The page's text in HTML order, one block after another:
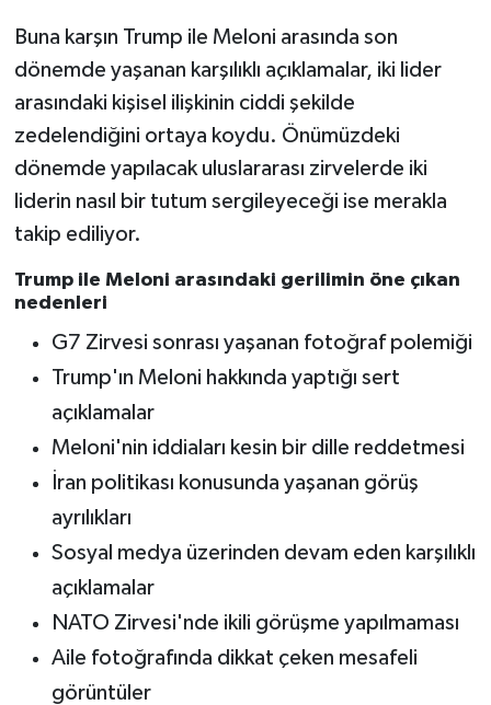
Buna karşın Trump ile Meloni arasında son
dönemde yaşanan karşılıklı açıklamalar, iki lider
arasındaki kişisel ilişkinin ciddi şekilde
zedelendiğini ortaya koydu. Önümüzdeki
dönemde yapılacak uluslararası zirvelerde iki
liderin nasıl bir tutum sergileyeceği ise merakla
takip ediliyor.
Trump ile Meloni arasındaki gerilimin öne çıkan
nedenleri
G7 Zirvesi sonrası yaşanan fotoğraf polemiği
Trump'ın Meloni hakkında yaptığı sert
açıklamalar
Meloni'nin iddiaları kesin bir dille reddetmesi
İran politikası konusunda yaşanan görüş
ayrılıkları
Sosyal medya üzerinden devam eden karşılıklı
açıklamalar
NATO Zirvesi'nde ikili görüşme yapılmaması
Aile fotoğrafında dikkat çeken mesafeli
görüntüler